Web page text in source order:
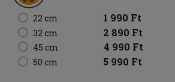
22 cm 1 990 Ft
32 cm 2 890 Ft
45 cm 4 990 Ft
50 cm 5 990 Ft